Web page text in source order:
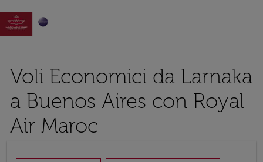

Voli Economici da Larnaka
a Buenos Aires con Royal
Air Maroc